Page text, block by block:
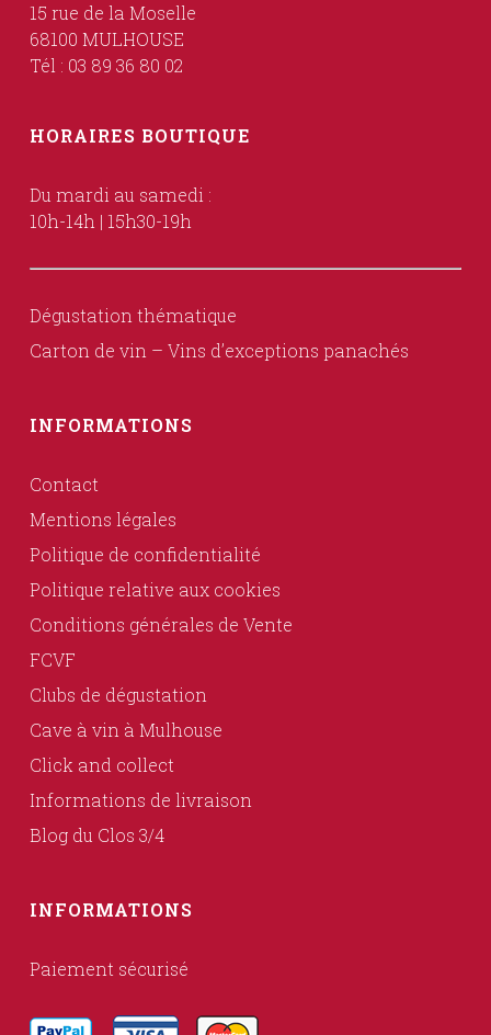
15 rue de la Moselle
68100 MULHOUSE
Tél : 03 89 36 80 02
HORAIRES BOUTIQUE
Du mardi au samedi :
10h-14h | 15h30-19h
Dégustation thématique
Carton de vin – Vins d’exceptions panachés
INFORMATIONS
Contact
Mentions légales
Politique de confidentialité
Politique relative aux cookies
Conditions générales de Vente
FCVF
Clubs de dégustation
Cave à vin à Mulhouse
Click and collect
Informations de livraison
Blog du Clos 3/4
INFORMATIONS
Paiement sécurisé